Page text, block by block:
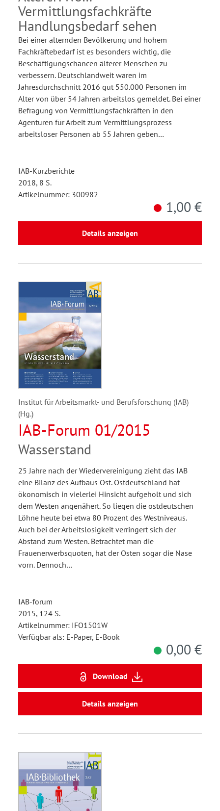
Vermittlungsfachkräfte
Handlungsbedarf sehen
Bei einer alternden Bevölkerung und hohem
Fachkräftebedarf ist es besonders wichtig, die
Beschäftigungschancen älterer Menschen zu
verbessern. Deutschlandweit waren im
Jahresdurchschnitt 2016 gut 550.000 Personen im
Alter von über 54 Jahren arbeitslos gemeldet. Bei einer
Befragung von Vermittlungsfachkräften in den
Agenturen für Arbeit zum Vermittlungsprozess
arbeitsloser Personen ab 55 Jahren geben…
IAB-Kurzberichte
2018, 8 S.
Artikelnummer: 300982
1,00 €
Details anzeigen
Institut für Arbeitsmarkt- und Berufsforschung (IAB)
(Hg.)
IAB-Forum 01/2015
Wasserstand
25 Jahre nach der Wiedervereinigung zieht das IAB
eine Bilanz des Aufbaus Ost. Ostdeutschland hat
ökonomisch in vielerlei Hinsicht aufgeholt und sich
dem Westen angenähert. So liegen die ostdeutschen
Löhne heute bei etwa 80 Prozent des Westniveaus.
Auch bei der Arbeitslosigkeit verringert sich der
Abstand zum Westen. Betrachtet man die
Frauenerwerbsquoten, hat der Osten sogar die Nase
vorn. Dennoch…
IAB-forum
2015, 124 S.
Artikelnummer: IFO1501W
Verfügbar als: E-Paper, E-Book
0,00 €
Download
Details anzeigen